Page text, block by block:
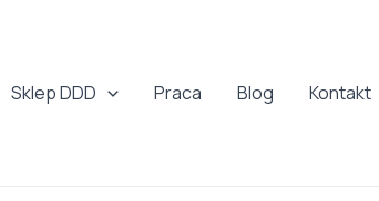
Sklep DDD Praca Blog Kontakt